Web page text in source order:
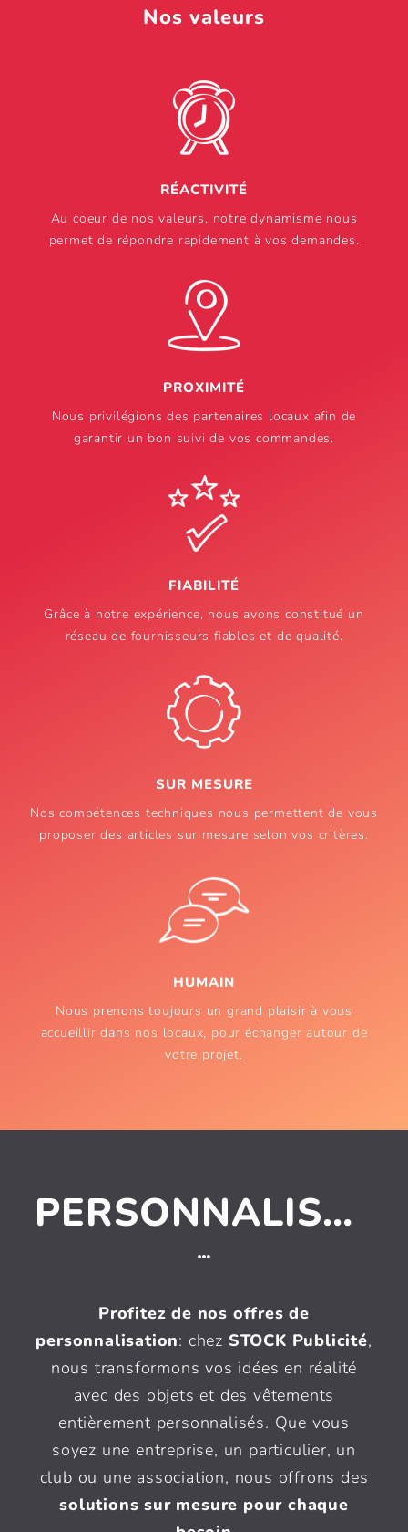
Nos valeurs
RÉACTIVITÉ
Au coeur de nos valeurs, notre dynamisme nous
permet de répondre rapidement à vos demandes.
PROXIMITÉ
Nous privilégions des partenaires locaux afin de
garantir un bon suivi de vos commandes.
FIABILITÉ
Grâce à notre expérience, nous avons constitué un
réseau de fournisseurs fiables et de qualité.
SUR MESURE
Nos compétences techniques nous permettent de vous
proposer des articles sur mesure selon vos critères.
HUMAIN
Nous prenons toujours un grand plaisir à vous
accueillir dans nos locaux, pour échanger autour de
votre projet.
PERSONNALISATION
Profitez de nos offres de
personnalisation: chez STOCK Publicité,
nous transformons vos idées en réalité
avec des objets et des vêtements
entièrement personnalisés. Que vous
soyez une entreprise, un particulier, un
club ou une association, nous offrons des
solutions sur mesure pour chaque